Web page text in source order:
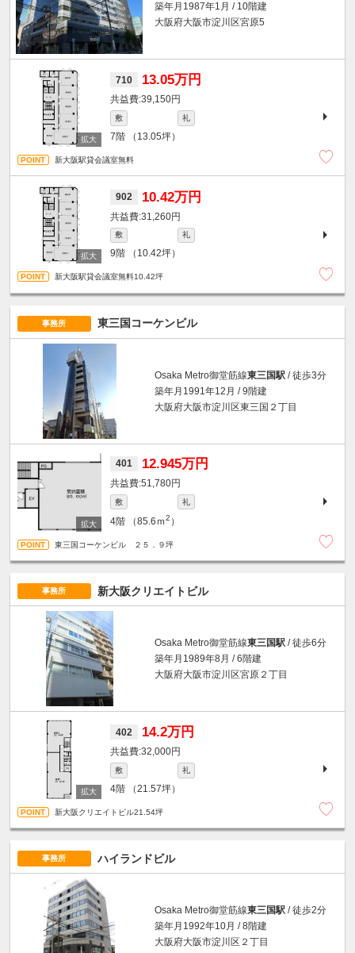
築年月1987年1月 / 10階建
大阪府大阪市淀川区宮原5
710 13.05万円
39,150円
敷 礼
7階 （13.05坪）
新大阪駅貸会議室無料
902 10.42万円
31,260円
敷 礼
9階 （10.42坪）
新大阪駅貸会議室無料10.42坪
事務所 東三国コーケンビル
Osaka Metro御堂筋線東三国駅 / 徒歩3分
築年月1991年12月 / 9階建
大阪府大阪市淀川区東三国２丁目
401 12.945万円
51,780円
敷 礼
4階 （85.6ｍ2 ）
東三国コーケンビル ２５．９坪
事務所 新大阪クリエイトビル
Osaka Metro御堂筋線東三国駅 / 徒歩6分
築年月1989年8月 / 6階建
大阪府大阪市淀川区宮原２丁目
402 14.2万円
32,000円
敷 礼
4階 （21.57坪）
新大阪クリエイトビル21.54坪
事務所 ハイランドビル
Osaka Metro御堂筋線東三国駅 / 徒歩2分
築年月1992年10月 / 8階建
大阪府大阪市淀川区２丁目